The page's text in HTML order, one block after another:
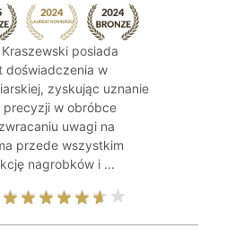
posiada
doświadczenia w
zyskując uznanie
precyzji w obróbce
uwagi na
przede wszystkim
nagrobków i ...